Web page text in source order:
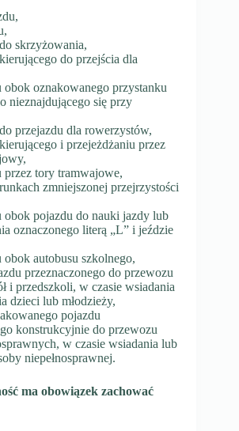
skrzyżowania,
do przejścia dla
obok oznakowanego przystanku
nieznajdującego się przy
przejazdu dla rowerzystów,
i przejeżdżaniu przez
przez tory tramwajowe,
zmniejszonej przejrzystości
obok pojazdu do nauki jazdy lub
oznaczonego literą „L” i jeździe
obok autobusu szkolnego,
przeznaczonego do przewozu
i przedszkoli, w czasie wsiadania
dzieci lub młodzieży,
pojazdu
konstrukcyjnie do przewozu
w czasie wsiadania lub
niepełnosprawnej.
ma obowiązek zachować